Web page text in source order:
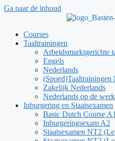
Ga naar de inhoud
Courses
Taaltrainingen
Arbeidsmarktgerichte
Engels
Nederlands
(Spoed)Taaltrainingen
Zakelijk Nederlands
Nederlands op de
Inburgering en Staatsexamen
Basic Dutch Course A1
Inburgeringsexam A2
Staatsexamen NT2